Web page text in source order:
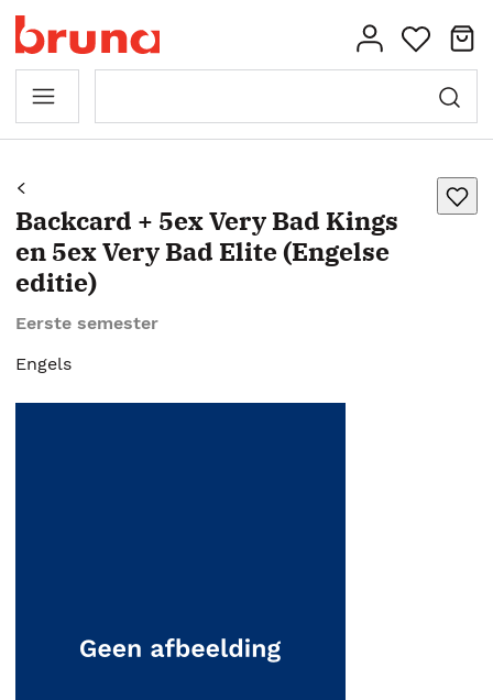
Backcard + 5ex Very Bad Kings
en 5ex Very Bad Elite (Engelse
editie)
Eerste semester
Engels